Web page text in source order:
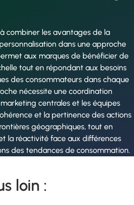
combiner les avantages de la
dans une approche
aux marques de bénéficier de
tout en répondant aux besoins
des consommateurs dans chaque
nécessite une coordination
centrales et les équipes
et la pertinence des actions
géographiques, tout en
la réactivité face aux différences
des tendances de consommation.
loin :